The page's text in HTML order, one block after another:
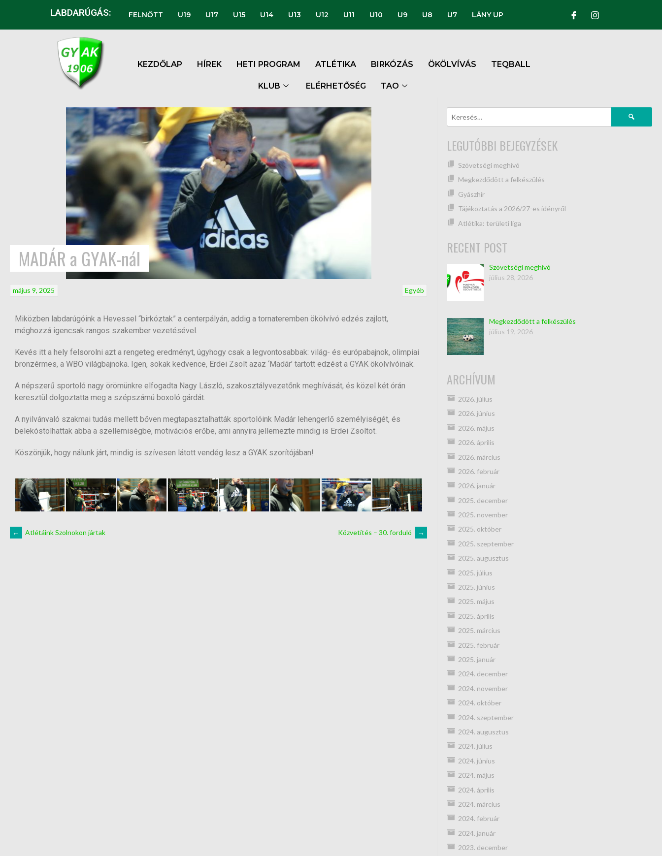
LABDARÚGÁS: FELNŐTT U19 U17 U15 U14 U13 U12 U11 U10 U9 U8 U7 LÁNY UP
KEZDŐLAP HÍREK HETI PROGRAM ATLÉTIKA BIRKÓZÁS ÖKÖLVÍVÁS TEQBALL
KLUB ELÉRHETŐSÉG TAO
MADÁR a GYAK-nál
Egyéb
május 9, 2025
Miközben labdarúgóink a Hevessel “birkóztak” a centerpályán, addig a tornateremben ökölvívó edzés zajlott,
méghozzá igencsak rangos szakember vezetésével.
Kevés itt a hely felsorolni azt a rengeteg eredményt, úgyhogy csak a legvontosabbak: világ- és európabajnok, olimpiai
bronzérmes, a WBO világbajnoka. Igen, sokak kedvence, Erdei Zsolt azaz ‘Madár’ tartott edzést a GYAK ökölvívóinak.
A népszerű sportoló nagy örömünkre elfogadta Nagy László, szakosztályvezetőnk meghívását, és közel két órán
keresztül dolgoztatta meg a szépszámú boxoló gárdát.
A nyilvánvaló szakmai tudás mellett bőven megtapasztalhatták sportolóink Madár lehengerlő személyiségét, és
belekóstolhattak abba a szellemiségbe, motivációs erőbe, ami annyira jellemezte mindig is Erdei Zsoltot.
Köszönjük, hogy nálunk járt, mindig is szívesen látott vendég lesz a GYAK szorítójában!
← Atlétáink Szolnokon jártak Közvetítés – 30. forduló →
LEGUTÓBBI BEJEGYZÉSEK
Szövetségi meghívó
Megkezdődött a felkészülés
Gyászhír
Tájékoztatás a 2026/27-es idényről
Atlétika: területi liga
RECENT POST
Szövetségi meghívó
július 28, 2026
Megkezdődött a felkészülés
július 19, 2026
ARCHÍVUM
2026. július
2026. június
2026. május
2026. április
2026. március
2026. február
2026. január
2025. december
2025. november
2025. október
2025. szeptember
2025. augusztus
2025. július
2025. június
2025. május
2025. április
2025. március
2025. február
2025. január
2024. december
2024. november
2024. október
2024. szeptember
2024. augusztus
2024. július
2024. június
2024. május
2024. április
2024. március
2024. február
2024. január
2023. december